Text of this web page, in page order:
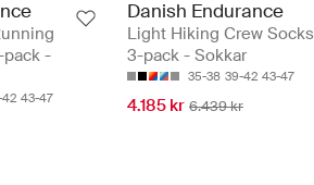
pack -
43-47
Danish Endurance
Light Hiking Crew Socks
3-pack - Sokkar
35-38 39-42 43-47
4.185 kr 6.439 kr